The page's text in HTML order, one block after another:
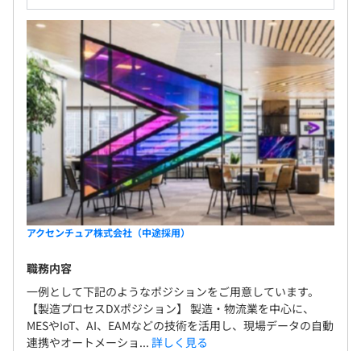
アクセンチュア株式会社（中途採用）
職務内容
一例として下記のようなポジションをご用意しています。
【製造プロセスDXポジション】 製造・物流業を中心に、
MESやIoT、AI、EAMなどの技術を活用し、現場データの自動
連携やオートメーショ... 詳しく見る